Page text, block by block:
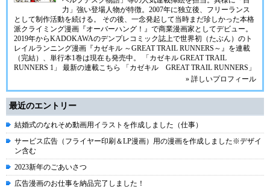
力」強い登場人物が特徴。2007年に独立後、フリーランス
として制作活動を続ける。 その後、一念発起して当時まだ珍しかった本格
派クライミング漫画『オーバーハング！』で商業漫画家としてデビュー。
2019年からKADOKAWAのデンプレコミック誌上で世界初（たぶん）のト
レイルランニング漫画『カゼキル ～GREAT TRAIL RUNNERS～』を連載
（完結）、単行本1巻は現在も発売中。
「カゼキル GREAT TRAIL
RUNNERS 1」
最新の連載こちら
「カゼキル GREAT TRAIL RUNNERS」
» 詳しいプロフィール
最近のエントリー
結婚式のなれそめ動画用イラストを作成しました（仕事）
サービス広告（フライヤー印刷＆LP漫画）用の漫画を作成しました※デザイ
ン含む
2023新年のごあいさつ
広告漫画のお仕事を納品完了しました！